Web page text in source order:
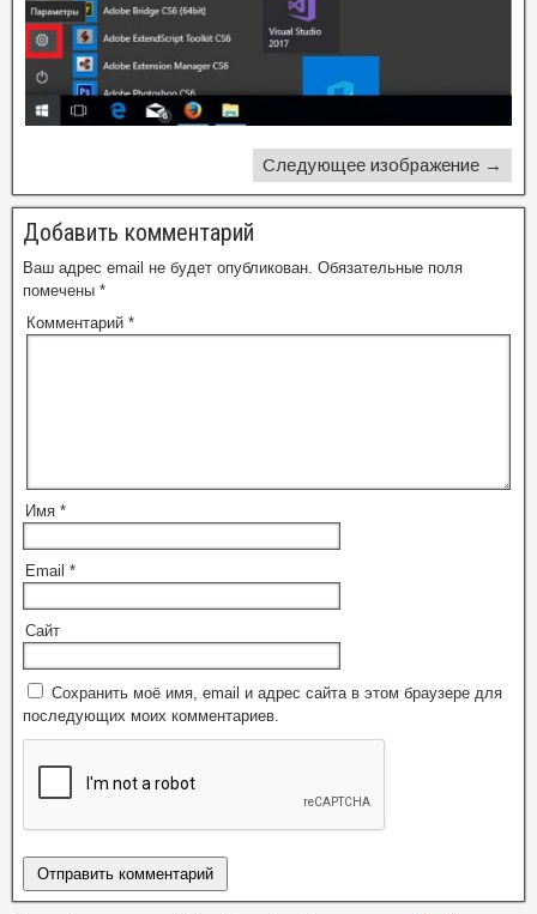
Следующее изображение →
Добавить комментарий
Ваш адрес email не будет опубликован. Обязательные поля
помечены *
Комментарий *
Имя *
Email *
Сайт
Сохранить моё имя, email и адрес сайта в этом браузере для
последующих моих комментариев.